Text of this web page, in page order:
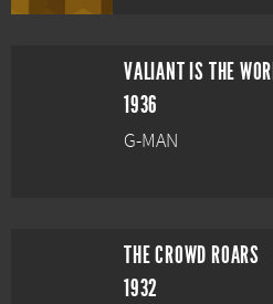
VALIANT IS THE
1936
G-MAN
THE CROWD ROARS
1932